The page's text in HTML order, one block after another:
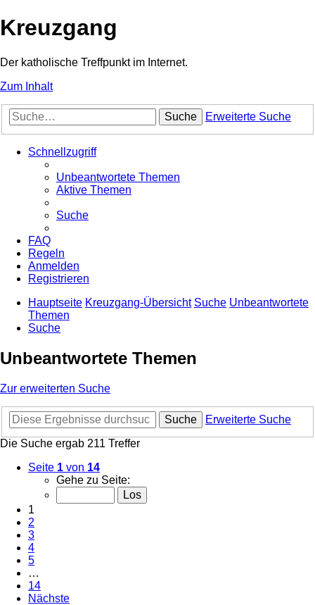
Kreuzgang
Der katholische Treffpunkt im Internet.
Zum Inhalt
Suche Erweiterte Suche
Schnellzugriff
Unbeantwortete Themen
Aktive Themen
Suche
FAQ
Regeln
Anmelden
Registrieren
Hauptseite Kreuzgang-Übersicht Suche Unbeantwortete
Themen
Suche
Unbeantwortete Themen
Zur erweiterten Suche
Suche
Erweiterte Suche
Die Suche ergab 211 Treffer
Seite 1 von 14
Gehe zu Seite:
1
2
3
4
5
…
14
Nächste